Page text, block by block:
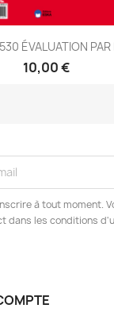
Aperçu rapide
ÉVALUATION PAR
10,00 €
à tout moment.
dans les conditions